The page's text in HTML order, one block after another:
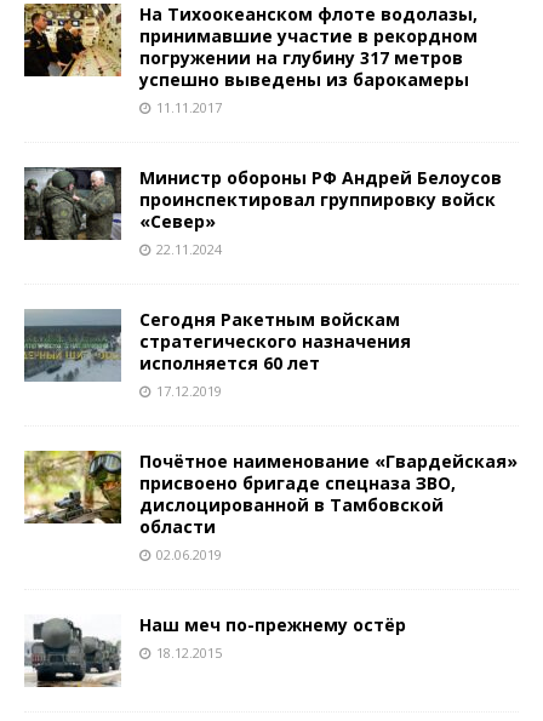
На Тихоокеанском флоте водолазы,
принимавшие участие в рекордном
погружении на глубину 317 метров
успешно выведены из барокамеры
11.11.2017
Министр обороны РФ Андрей Белоусов
проинспектировал группировку войск
«Север»
22.11.2024
Сегодня Ракетным войскам
стратегического назначения
исполняется 60 лет
17.12.2019
Почётное наименование «Гвардейская»
присвоено бригаде спецназа ЗВО,
дислоцированной в Тамбовской
области
02.06.2019
Наш меч по-прежнему остёр
18.12.2015